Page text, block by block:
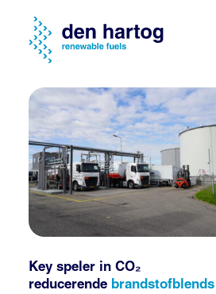
Key speler in CO₂
reducerende brandstofblends